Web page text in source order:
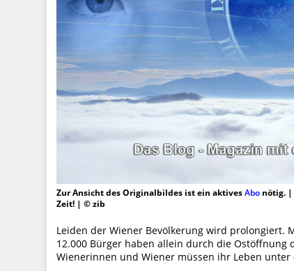
Zur Ansicht des Originalbildes ist ein aktivesAbo nötig. |
Zeit! | © zib
Leiden der Wiener Bevölkerung wird prolongiert.
12.000 Bürger haben allein durch die Ostöffnung
Wienerinnen und Wiener müssen ihr Leben